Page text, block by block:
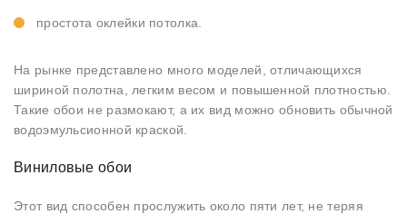
простота оклейки потолка.
На рынке представлено много моделей, отличающихся
шириной полотна, легким весом и повышенной плотностью.
Такие обои не размокают, а их вид можно обновить обычной
водоэмульсионной краской.
Виниловые обои
Этот вид способен прослужить около пяти лет, не теряя